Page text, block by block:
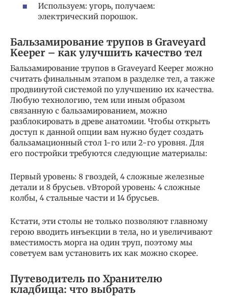
Используем: угорь, получаем:
электрический порошок.
Бальзамирование трупов в Graveyard
Keeper – как улучшить качество тел
Бальзамирование трупов в Graveyard Keeper можно
считать финальным этапом в разделке тел, а также
продвинутой системой по улучшению их качества.
Любую технологию, тем или иным образом
связанную с бальзамированием, можно
разблокировать в древе анатомии. Чтобы открыть
доступ к данной опции вам нужно будет создать
бальзамационный стол 1-го или 2-го уровня. Для
его постройки требуются следующие материалы:
Первый уровень: 8 гвоздей, 4 сложные железные
детали и 8 брусьев. vВторой уровень: 4 сложные
колбы, 4 стальные части и 14 брусьев.
Кстати, эти столы не только позволяют главному
герою вводить инъекции в тела, но и увеличивают
вместимость морга на один труп, поэтому мы
советуем вам установить их как можно скорее.
Путеводитель по Хранителю
кладбища: что выбрать